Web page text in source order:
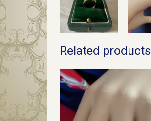
Related products